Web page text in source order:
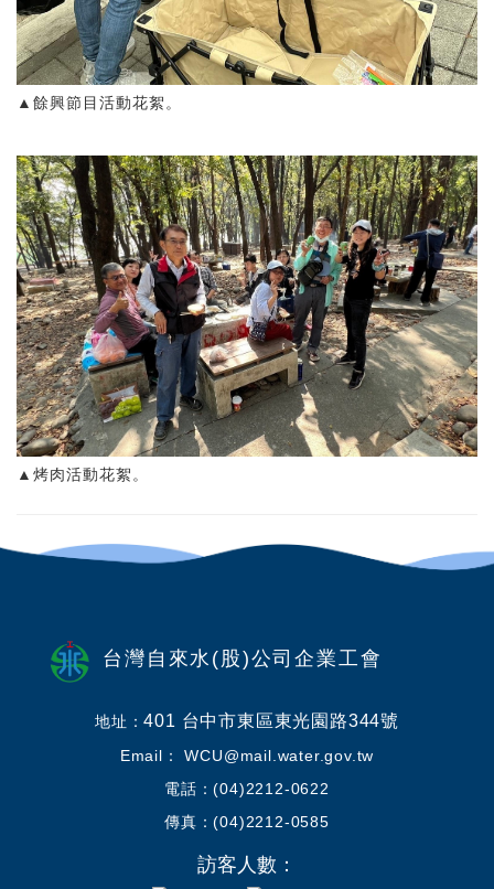
▲餘興節目活動花絮。
▲烤肉活動花絮。
台灣自來水(股)公司企業工會
地址：401 台中市東區東光園路344號
Email： WCU@mail.water.gov.tw
電話：(04)2212-0622
傳真：(04)2212-0585
訪客人數：